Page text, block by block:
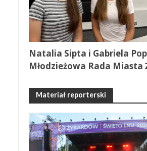
Natalia Sipta i Gabriela
Młodzieżowa Rada Miasta
Materiał reporterski